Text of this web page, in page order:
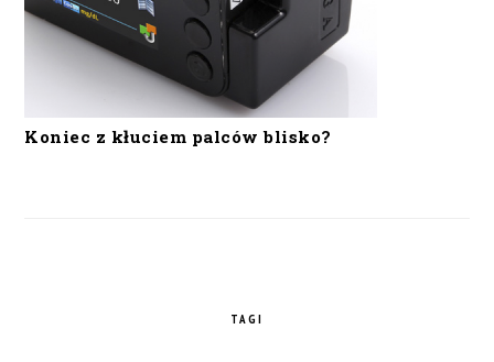
Koniec z kłuciem palców blisko?
TAGI